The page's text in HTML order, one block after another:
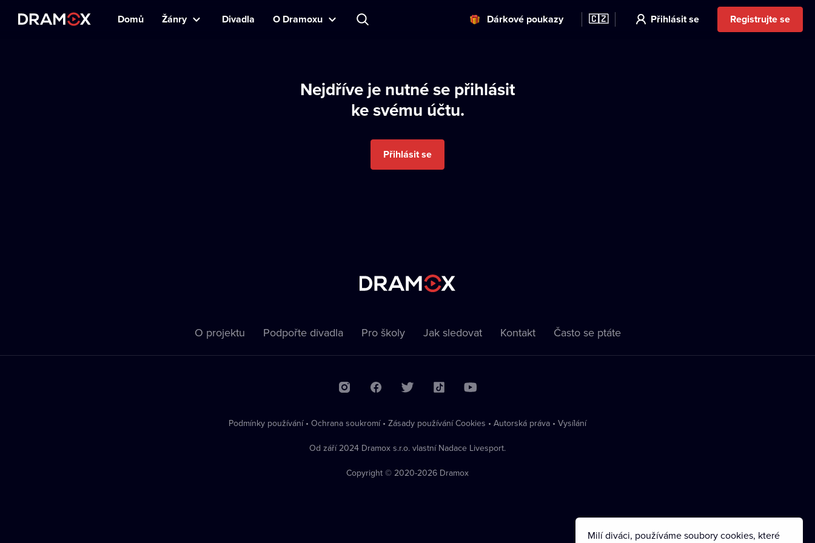
Domů Žánry Divadla O Dramoxu Dárkové poukazy 🇨🇿 Přihlásit se Registrujte se
Nejdříve je nutné se přihlásit
ke svému účtu.
Přihlásit se
O projektu Podpořte divadla Pro školy Jak sledovat Kontakt Často se ptáte
Podmínky používání • Ochrana soukromí • Zásady používání Cookies • Autorská práva • Vysílání
Od září 2024 Dramox s.r.o. vlastní Nadace Livesport.
Copyright © 2020-2026 Dramox
Milí diváci, používáme soubory cookies, které